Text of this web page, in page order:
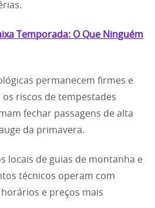
Temporada: O Que Ninguém
permanecem firmes e
riscos de tempestades
fechar passagens de alta
da primavera.
locais de guias de montanha e
técnicos operam com
e preços mais